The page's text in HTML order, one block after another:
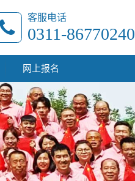
客服电话
0311-86770240
网上报名